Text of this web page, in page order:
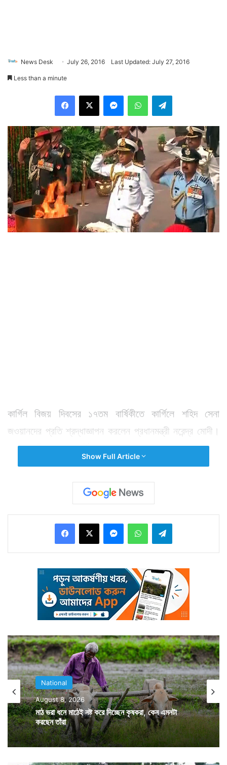
News Desk July 26, 2016 Last Updated: July 27, 2016
Less than a minute
কার্গিল বিজয় দিবসের ১৭তম বার্ষিকীতে কার্গিলে শহিদ সেনা
জওয়ানদের প্রতি শ্রদ্ধা‌জ্ঞাপন করলেন প্রধানমন্ত্রী নরেন্দ্র মোদী।
প্রধানমন্ত্রী বলেন, কার্গিলে শত্রুদের অনুপ্রবেশ রুখতে যেভাবে
সেনা জওয়ানরা লড়াই করেছিলেন তা দেশ কখনও ভুলবে না। বীর
সেনাদের পাশাপাশি এদিন কার্গিল যুদ্ধে তৎকালীন প্রধানমন্ত্রী
অটলবিহারী বাজপেয়ীর দৃঢ় সিদ্ধান্তের ভূয়সী প্রশংসা করেন তিনি।
প্রতি বছরের মত এদিনও কাশ্মীরের দ্রাস সেক্টরে কার্গিলে শহিদ
সেনাদের স্মরণে তৈরি সৌধে শ্রদ্ধা জানান সেনা আধিকারিকরা।
অশ্রুসজল চোখে সৌধে ফুল রেখে শ্রদ্ধা জানান শহিদ সেনাদের
পরিবারের সদস্যরাও। ১৯৯৯ সালের গ্রীষ্মকালে সকলের অলক্ষ্যে
কাশ্মীরের দুর্গম কার্গিল সেক্টর দখল করে নেয় পাক সেনা। দীর্ঘ
লড়াইয়ের পর পাহাড়ের ওপরে বসে লড়াই করা পাক সেনাদের হটিয়ে
ফের কার্গিল পুনর্দখল করে ভারতীয় সেনা। সেই পুনর্দখলের দিনটা
ছিল ২৬ জুলাই। তাই প্রতিবছরই দিনটিকে কার্গিল বিজয় দিবস
হিসাবে পালন করা হয়।
Show Full Article
National
August 8, 2026
মাঠ ভরা ধনে মাঠেই নষ্ট করে দিচ্ছেন কৃষকরা, কেন এমনটা
করছেন তাঁরা